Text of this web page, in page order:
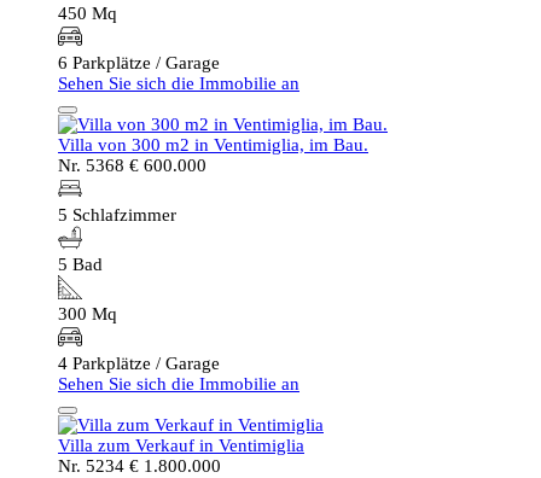
450 Mq
6 Parkplätze / Garage
Sehen Sie sich die Immobilie an
Villa von 300 m2 in Ventimiglia, im Bau.
Nr. 5368 € 600.000
5 Schlafzimmer
5 Bad
300 Mq
4 Parkplätze / Garage
Sehen Sie sich die Immobilie an
Villa zum Verkauf in Ventimiglia
Nr. 5234 € 1.800.000